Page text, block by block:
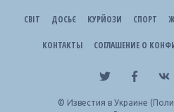
СВІТ ДОСЬЄ КУРЙОЗИ СПОРТ
КОНТАКТЫ СОГЛАШЕНИЕ О
© Известия в Украине